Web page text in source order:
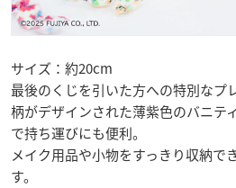
サイズ：約20cm
最後のくじを引いた方への特別なプ
柄がデザインされた薄紫色のバニテ
で持ち運びにも便利。
メイク用品や小物をすっきり収納で
す。